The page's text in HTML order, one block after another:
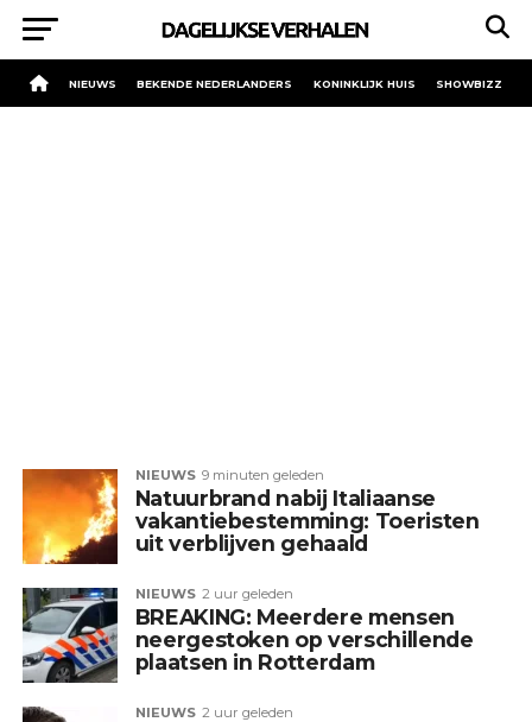
NIEUWS BEKENDE NEDERLANDERS KONINKLIJK HUIS SHOWBIZZ
NIEUWS 9 minuten geleden
Natuurbrand nabij Italiaanse
vakantiebestemming: Toeristen
uit verblijven gehaald
NIEUWS 2 uur geleden
BREAKING: Meerdere mensen
neergestoken op verschillende
plaatsen in Rotterdam
NIEUWS 2 uur geleden